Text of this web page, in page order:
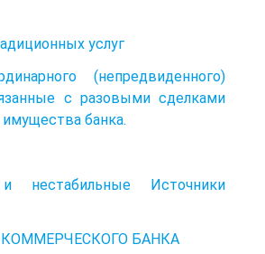
услуг
(непредвиденного)
с разовыми сделками
имущества банка.
нестабильные Источники
КОММЕРЧЕСКОГО БАНКА